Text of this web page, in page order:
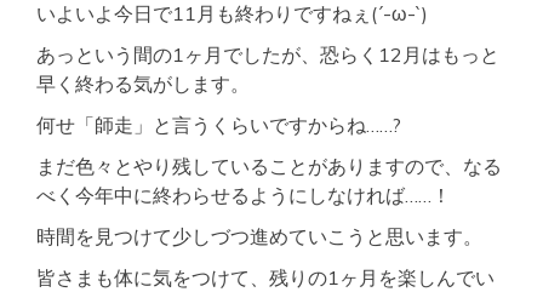
いよいよ今日で11月も終わりですねぇ(´-ω-`)
あっという間の1ヶ月でしたが、恐らく12月はもっと
早く終わる気がします。
何せ「師走」と言うくらいですからね……?
まだ色々とやり残していることがありますので、なる
べく今年中に終わらせるようにしなければ……！
時間を見つけて少しづつ進めていこうと思います。
皆さまも体に気をつけて、残りの1ヶ月を楽しんでい